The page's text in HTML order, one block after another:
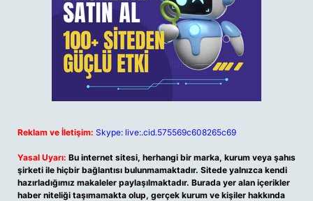
Reklam ve İletişim: Skype: live:.cid.575569c608265c69
Yasal Uyarı: Bu internet sitesi, herhangi bir marka, kurum veya şahıs
şirketi ile hiçbir bağlantısı bulunmamaktadır. Sitede yalnızca kendi
hazırladığımız makaleler paylaşılmaktadır. Burada yer alan içerikler
haber niteliği taşımamakta olup, gerçek kurum ve kişiler hakkında